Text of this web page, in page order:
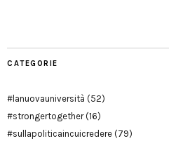
CATEGORIE
#lanuovauniversità (52)
#strongertogether(16)
#sullapoliticaincuicredere (79)